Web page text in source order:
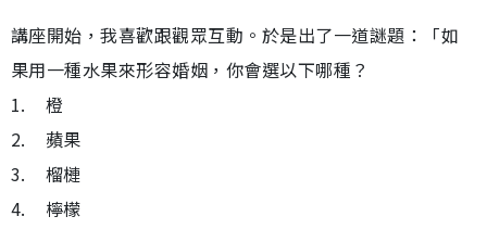
講座開始，我喜歡跟觀眾互動。於是出了一道謎題：「如
果用一種水果來形容婚姻，你會選以下哪種？
1. 橙
2. 蘋果
3. 榴槤
4. 檸檬